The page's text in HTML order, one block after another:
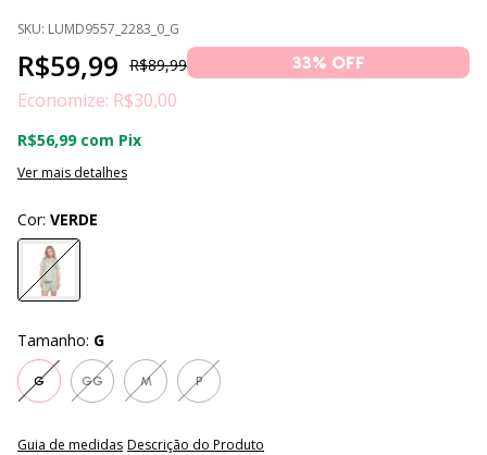
SKU: LUMD9557_2283_0_G
R$59,99 R$89,99 33% OFF
Economize: R$30,00
R$56,99 com Pix
Ver mais detalhes
Cor: VERDE
Tamanho: G
G GG M P
Guia de medidas Descrição do Produto